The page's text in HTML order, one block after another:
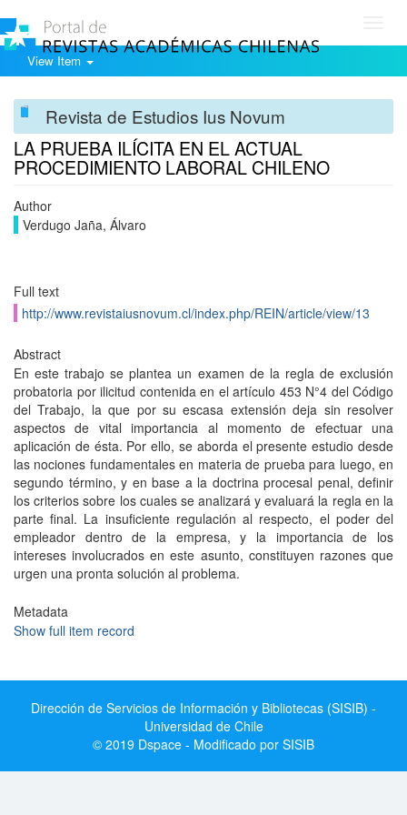
View Item
Revista de Estudios Ius Novum
LA PRUEBA ILÍCITA EN EL ACTUAL
PROCEDIMIENTO LABORAL CHILENO
Author
Verdugo Jaña, Álvaro
Full text
http://www.revistaiusnovum.cl/index.php/REIN/article/view/13
Abstract
En este trabajo se plantea un examen de la regla de exclusión
probatoria por ilicitud contenida en el artículo 453 N°4 del Código
del Trabajo, la que por su escasa extensión deja sin resolver
aspectos de vital importancia al momento de efectuar una
aplicación de ésta. Por ello, se aborda el presente estudio desde
las nociones fundamentales en materia de prueba para luego, en
segundo término, y en base a la doctrina procesal penal, definir
los criterios sobre los cuales se analizará y evaluará la regla en la
parte final. La insuficiente regulación al respecto, el poder del
empleador dentro de la empresa, y la importancia de los
intereses involucrados en este asunto, constituyen razones que
urgen una pronta solución al problema.
Metadata
Show full item record
Dirección de Servicios de Información y Bibliotecas (SISIB) -
Universidad de Chile
© 2019 Dspace - Modificado por SISIB